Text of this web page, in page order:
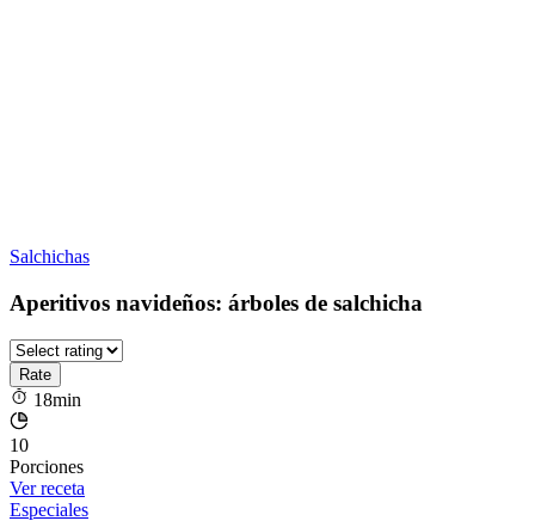
Salchichas
Aperitivos navideños: árboles de salchicha
18min
10
Porciones
Ver receta
Especiales